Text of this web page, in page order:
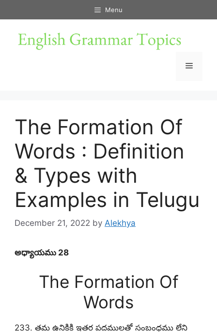
to
Menu
Menu
The Formation Of
Words : Definition
& Types with
Examples in Telugu
December 21, 2022 by Alekhya
అధ్యాయము 28
The Formation Of
Words
233. తమ ఉనికికి ఇతర పదములతో సంబంధము లేని